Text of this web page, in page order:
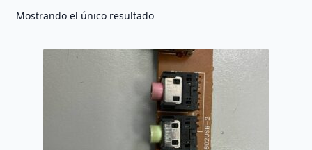
Mostrando el único resultado